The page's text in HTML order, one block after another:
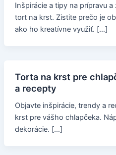
Inšpirácie a tipy na prípravu
tort na krst. Zistite prečo je
ako ho kreatívne využiť. […]
Torta na krst pre
a recepty
Objavte inšpirácie, trendy a
krst pre vášho chlapčeka.
dekorácie. […]